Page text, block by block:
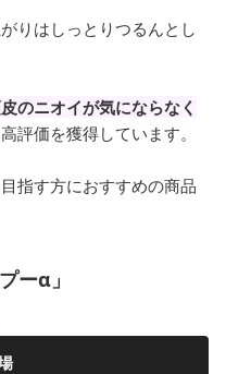
りはしっとりつるんとし
のニオイが気にならなく
評価を獲得しています。
指す方におすすめの商品
ーα」